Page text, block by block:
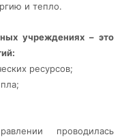
и тепло.
учреждениях – это
ресурсов;
проводилась